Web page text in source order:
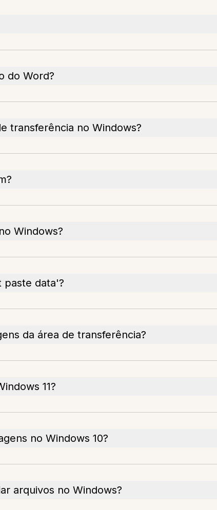
do Word?
transferência no Windows?
Windows?
paste data'?
da área de transferência?
11?
no Windows 10?
arquivos no Windows?